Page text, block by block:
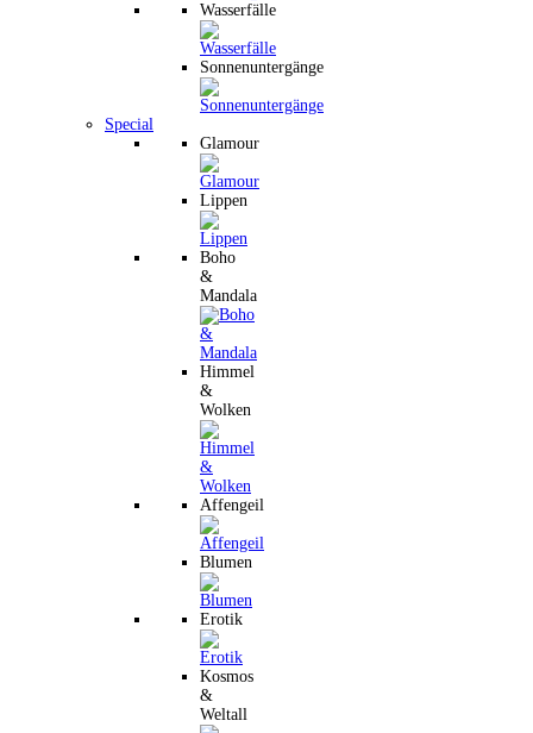
Wasserfälle
Sonnenuntergänge
Special
Glamour
Lippen
Boho
&
Mandala
Himmel
&
Wolken
Affengeil
Blumen
Erotik
Kosmos
&
Weltall